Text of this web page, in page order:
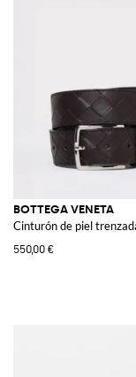
BOTTEGA VENETA
Cinturón de piel
550,00 €